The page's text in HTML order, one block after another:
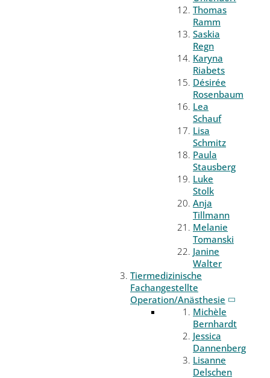
Thomas
Ramm
Saskia
Regn
Karyna
Riabets
Désirée
Rosenbaum
Lea
Schauf
Lisa
Schmitz
Paula
Stausberg
Luke
Stolk
Anja
Tillmann
Melanie
Tomanski
Janine
Walter
Tiermedizinische
Fachangestellte
Operation/Anästhesie
Michèle
Bernhardt
Jessica
Dannenberg
Lisanne
Delschen